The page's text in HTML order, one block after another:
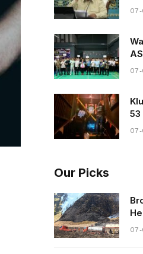
07-
07-
53
07-
Our Picks
07-